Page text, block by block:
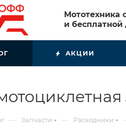
Мототехника
и бесплатной
АКЦИИ
— Запчасти — Расходники